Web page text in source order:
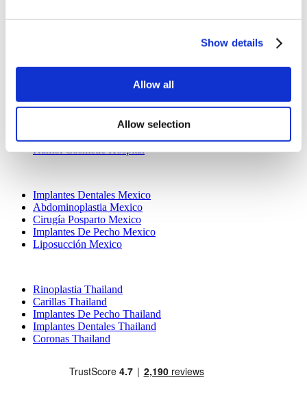
Show details
Allow all
Allow selection
YeahSmile
Dr. Christian Morales Clinic
Masterpiece Hospital
Kamol Cosmetic Hospital
Implantes Dentales Mexico
Abdominoplastia Mexico
Cirugía Posparto Mexico
Implantes De Pecho Mexico
Liposucción Mexico
Rinoplastia Thailand
Carillas Thailand
Implantes De Pecho Thailand
Implantes Dentales Thailand
Coronas Thailand